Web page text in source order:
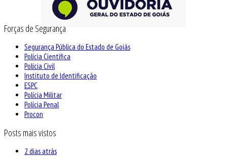
Forças de Segurança
Segurança Pública do Estado de Goiás
Polícia Científica
Polícia Civil
Instituto de Identificação
ESPC
Polícia Militar
Polícia Penal
Procon
Posts mais vistos
2 dias atrás